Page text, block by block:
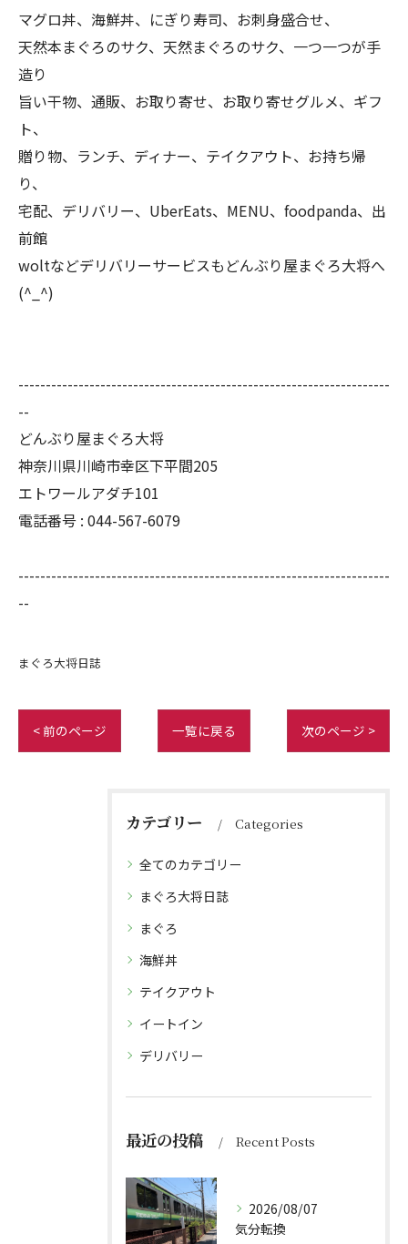
マグロ丼、海鮮丼、にぎり寿司、お刺身盛合せ、
天然本まぐろのサク、天然まぐろのサク、一つ一つが手
造り
旨い干物、通販、お取り寄せ、お取り寄せグルメ、ギフ
ト、
贈り物、ランチ、ディナー、テイクアウト、お持ち帰
り、
宅配、デリバリー、UberEats、MENU、foodpanda、出
前館
woltなどデリバリーサービスもどんぶり屋まぐろ大将へ
(^_^)
--------------------------------------------------------------------
--
どんぶり屋まぐろ大将
神奈川県川崎市幸区下平間205
エトワールアダチ101
電話番号 : 044-567-6079
--------------------------------------------------------------------
--
まぐろ大将日誌
< 前のページ 一覧に戻る 次のページ >
カテゴリー Categories
全てのカテゴリー
まぐろ大将日誌
まぐろ
海鮮丼
テイクアウト
イートイン
デリバリー
最近の投稿 Recent Posts
2026/08/07
気分転換